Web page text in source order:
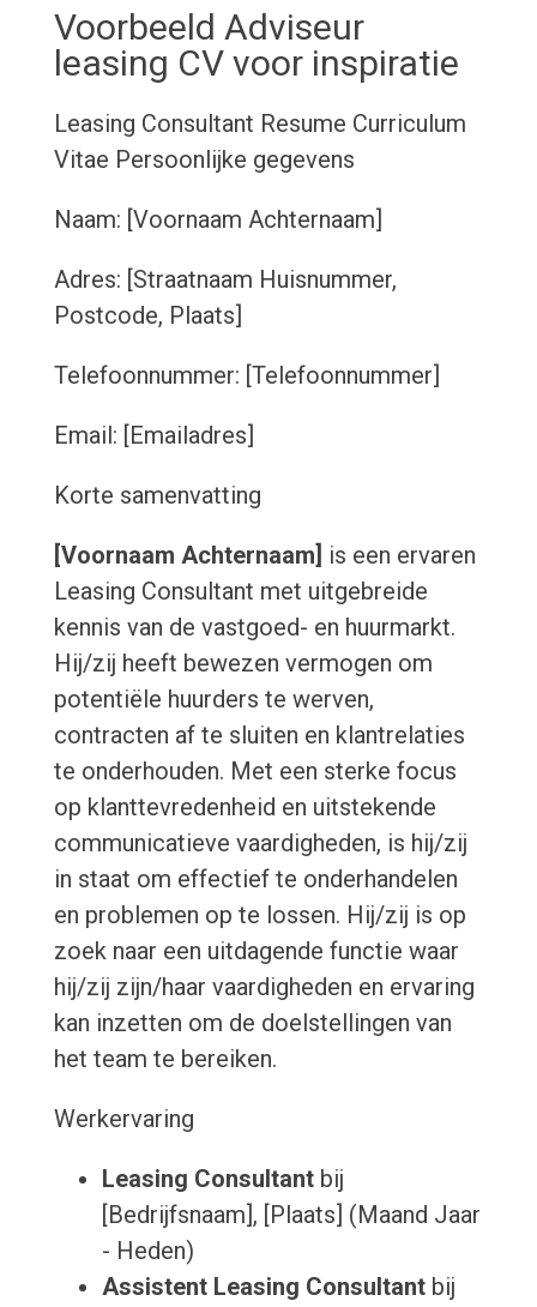
Voorbeeld Adviseur
leasing CV voor inspiratie
Leasing Consultant Resume Curriculum
Vitae Persoonlijke gegevens
Naam: [Voornaam Achternaam]
Adres: [Straatnaam Huisnummer,
Postcode, Plaats]
Telefoonnummer: [Telefoonnummer]
Email: [Emailadres]
Korte samenvatting
[Voornaam Achternaam] is een ervaren
Leasing Consultant met uitgebreide
kennis van de vastgoed- en huurmarkt.
Hij/zij heeft bewezen vermogen om
potentiële huurders te werven,
contracten af te sluiten en klantrelaties
te onderhouden. Met een sterke focus
op klanttevredenheid en uitstekende
communicatieve vaardigheden, is hij/zij
in staat om effectief te onderhandelen
en problemen op te lossen. Hij/zij is op
zoek naar een uitdagende functie waar
hij/zij zijn/haar vaardigheden en ervaring
kan inzetten om de doelstellingen van
het team te bereiken.
Werkervaring
Leasing Consultantbij
[Bedrijfsnaam], [Plaats] (Maand Jaar
- Heden)
Assistent Leasing Consultantbij